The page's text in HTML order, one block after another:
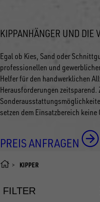
KIPPANHÄNGER UND DIE
Egal ob Kies, Sand oder
professionellen und
Helfer für den handwerklichen
Herausforderungen
setzen dem Einsatzbereich keine
PREIS ANFRAGEN
KIPPER
FILTER